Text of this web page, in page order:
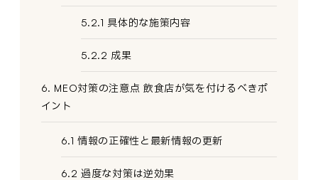
5.2.1 具体的な施策内容
5.2.2 成果
6. MEO対策の注意点 飲食店が気を付けるべきポ
イント
6.1 情報の正確性と最新情報の更新
6.2 過度な対策は逆効果